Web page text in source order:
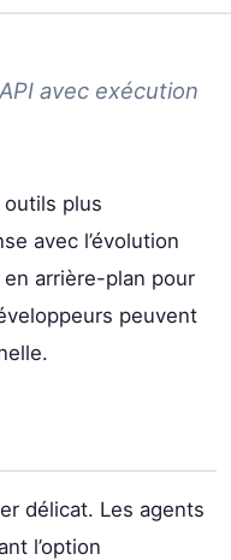
avec exécution
outils plus
avec l’évolution
en arrière-plan pour
peuvent
délicat. Les agents
l’option